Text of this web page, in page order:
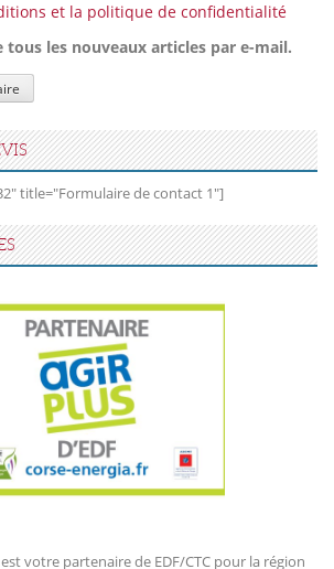
et la politique de confidentialité
tous les nouveaux articles par e-mail.
title="Formulaire de contact 1"]
est votre partenaire de EDF/CTC pour la région